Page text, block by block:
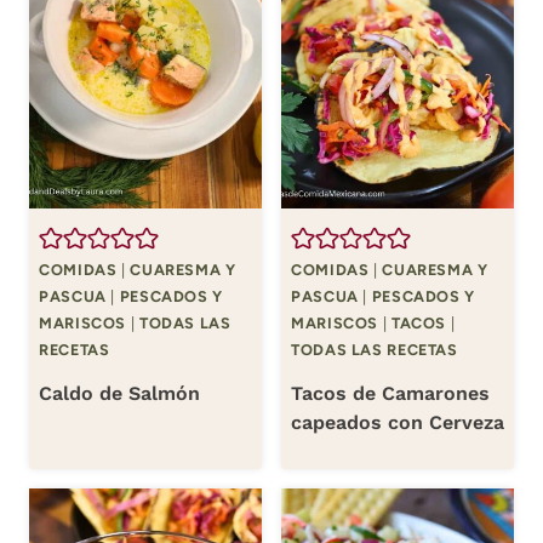
COMIDAS |CUARESMA Y
PASCUA
PESCADOS Y
MARISCOS
TODAS LAS
RECETAS
Caldo de Salmón
COMIDAS |CUARESMA Y
PASCUA
PESCADOS Y
MARISCOS
TACOS
TODAS LAS RECETAS
Tacos de Camarones
capeados con Cerveza